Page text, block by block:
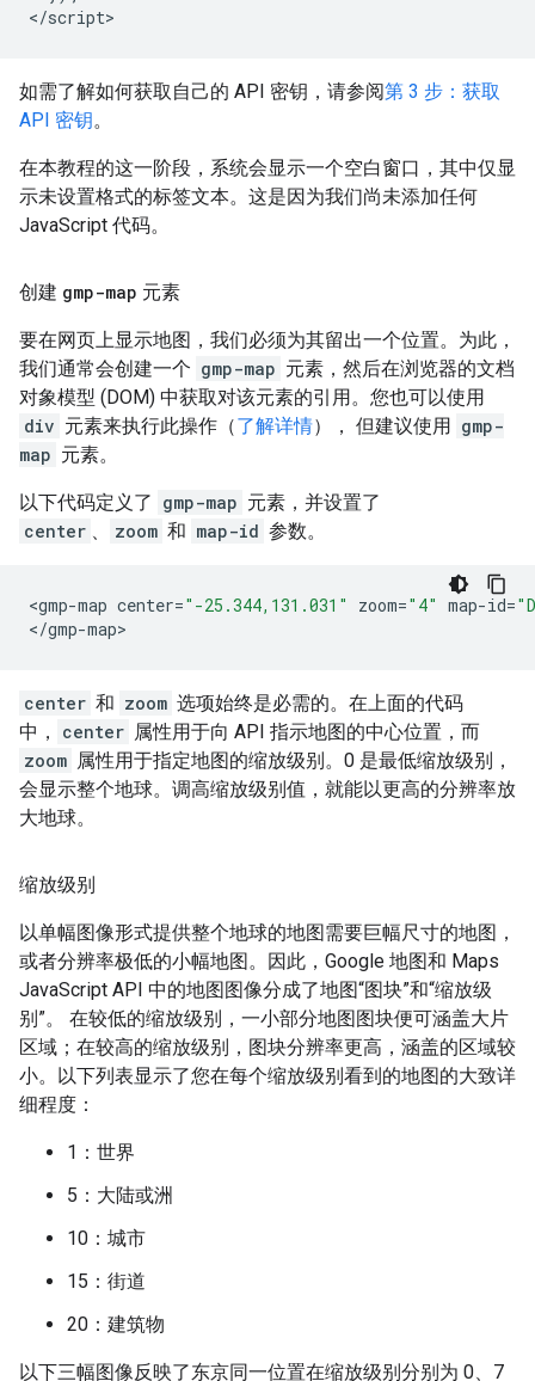
</script>
如需了解如何获取自己的 API 密钥，请参阅第 3 步：获取
API 密钥。
在本教程的这一阶段，系统会显示一个空白窗口，其中仅显
示未设置格式的标签文本。这是因为我们尚未添加任何
JavaScript 代码。
创建 gmp-map 元素
要在网页上显示地图，我们必须为其留出一个位置。为此，
我们通常会创建一个 gmp-map 元素，然后在浏览器的文档
对象模型 (DOM) 中获取对该元素的引用。您也可以使用
div 元素来执行此操作（了解详情）， 但建议使用 gmp-
map 元素。
以下代码定义了 gmp-map 元素，并设置了
center 、 zoom 和 map-id 参数。
<gmp-map center="-25.344,131.031" zoom="4" map-id=
</gmp-map>
center 和 zoom 选项始终是必需的。在上面的代码
中，
center 属性用于向 API 指示地图的中心位置，而
zoom 属性用于指定地图的缩放级别。0 是最低缩放级别，
会显示整个地球。调高缩放级别值，就能以更高的分辨率放
大地球。
缩放级别
以单幅图像形式提供整个地球的地图需要巨幅尺寸的地图，
或者分辨率极低的小幅地图。因此，Google 地图和 Maps
JavaScript API 中的地图图像分成了地图“图块”和“缩放级
别”。 在较低的缩放级别，一小部分地图图块便可涵盖大片
区域；在较高的缩放级别，图块分辨率更高，涵盖的区域较
小。以下列表显示了您在每个缩放级别看到的地图的大致详
细程度：
1：世界
5：大陆或洲
10：城市
15：街道
20：建筑物
以下三幅图像反映了东京同一位置在缩放级别分别为 0、7